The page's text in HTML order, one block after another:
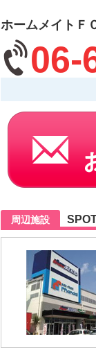
ホームメイトＦ
06-
周辺施設